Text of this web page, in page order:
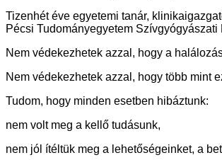
Tizenhét éve egyetemi tanár,
Pécsi Tudományegyetem
Nem védekezhetek azzal, hogy a
Nem védekezhetek azzal, hogy több mint
Tudom, hogy minden esetben hibáztunk:
nem volt meg a kellő tudásunk,
nem jól ítéltük meg a lehetőségeinket, a